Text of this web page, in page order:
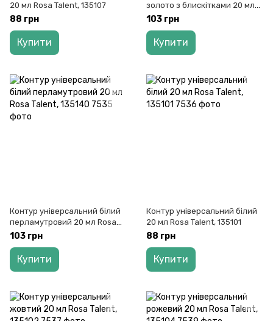
20 мл Rosa Talent, 135107
88 грн
Купити
золото з блискітками 20 мл
Rosa Talent, 135160
103 грн
Купити
Контур універсальний білий
перламутровий 20 мл Rosa
Talent, 135140
103 грн
Купити
Контур універсальний білий
20 мл Rosa Talent, 135101
88 грн
Купити